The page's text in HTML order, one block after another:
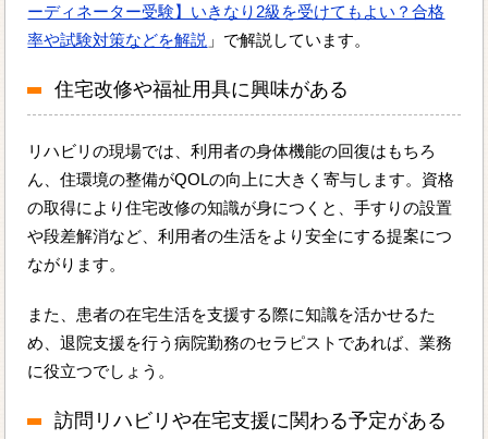
ーディネーター受験】いきなり2級を受けてもよい？合格
率や試験対策などを解説 」で解説しています。
住宅改修や福祉用具に興味がある
リハビリの現場では、利用者の身体機能の回復はもちろ
ん、住環境の整備がQOLの向上に大きく寄与します。資格
の取得により住宅改修の知識が身につくと、手すりの設置
や段差解消など、利用者の生活をより安全にする提案につ
ながります。
また、患者の在宅生活を支援する際に知識を活かせるた
め、退院支援を行う病院勤務のセラピストであれば、業務
に役立つでしょう。
訪問リハビリや在宅支援に関わる予定がある